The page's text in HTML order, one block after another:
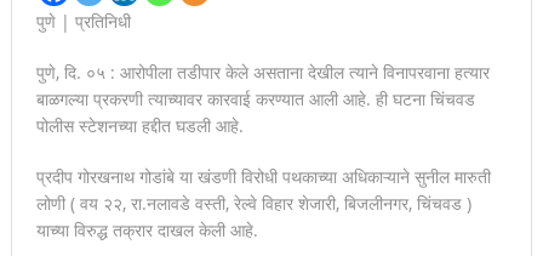
देहुरोड रेल्वे प्रवासी संघच्या वतिने देहुरोड रेल्वे स्टेशनवर मशाल मोर्चा
काढण्यात आला
स्मार्ट सारथीवरील नागरिकांच्या तक्रारी योग्य कार्यवाही न करता बंद केल्यास
होणार कठोर कारवाई!
मानवाला आदराने व सन्मानाने जगण्याचा अधिकार म्हणजे मानवाधिकार- जिल्हा
पुणे | प्रतिनिधी
पुणे, दि. ०५ : आरोपीला तडीपार केले असताना देखील त्याने विनापरवाना हत्यार
बाळगल्या प्रकरणी त्याच्यावर कारवाई करण्यात आली आहे. ही घटना चिंचवड
पोलीस स्टेशनच्या हद्दीत घडली आहे.
प्रदीप गोरखनाथ गोडांबे या खंडणी विरोधी पथकाच्या अधिकाऱ्याने सुनील मारुती
लोणी ( वय २२, रा.नलावडे वस्ती, रेल्वे विहार शेजारी, बिजलीनगर, चिंचवड )
याच्या विरुद्ध तक्रार दाखल केली आहे.